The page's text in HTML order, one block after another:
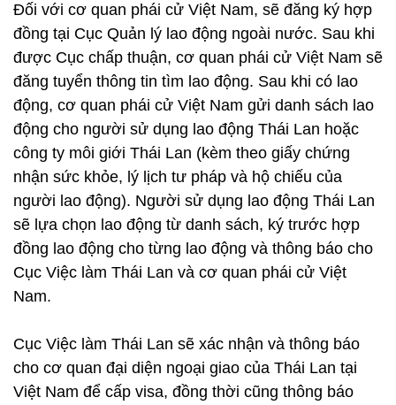
Đối với cơ quan phái cử Việt Nam, sẽ đăng ký hợp
đồng tại Cục Quản lý lao động ngoài nước. Sau khi
được Cục chấp thuận, cơ quan phái cử Việt Nam sẽ
đăng tuyển thông tin tìm lao động. Sau khi có lao
động, cơ quan phái cử Việt Nam gửi danh sách lao
động cho người sử dụng lao động Thái Lan hoặc
công ty môi giới Thái Lan (kèm theo giấy chứng
nhận sức khỏe, lý lịch tư pháp và hộ chiếu của
người lao động). Người sử dụng lao động Thái Lan
sẽ lựa chọn lao động từ danh sách, ký trước hợp
đồng lao động cho từng lao động và thông báo cho
Cục Việc làm Thái Lan và cơ quan phái cử Việt
Nam.
Cục Việc làm Thái Lan sẽ xác nhận và thông báo
cho cơ quan đại diện ngoại giao của Thái Lan tại
Việt Nam để cấp visa, đồng thời cũng thông báo